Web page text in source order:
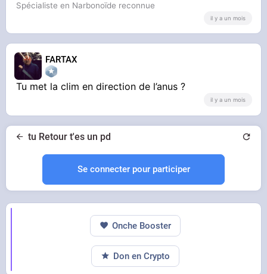
Spécialiste en Narbonoïde reconnue
il y a un mois
FARTAX
Tu met la clim en direction de l’anus ?
il y a un mois
tu Retour t'es un pd
Se connecter pour participer
Onche Booster
Don en Crypto